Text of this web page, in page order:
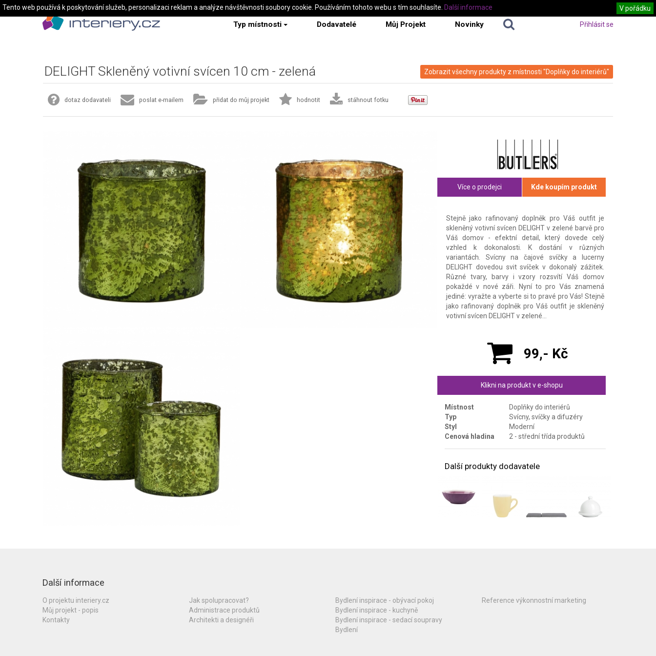
Typ místnosti Dodavatelé Můj Projekt Novinky Přihlásit se
Zobrazit všechny produkty z místnosti "Doplňky do interiérů"
DELIGHT Skleněný votivní svícen 10 cm - zelená
dotaz dodavateli poslat e-mailem přidat do můj projekt hodnotit stáhnout fotku
Více o prodejci Kde koupím produkt
Stejně jako rafinovaný doplněk pro Váš outfit je
skleněný votivní svícen DELIGHT v zelené barvě pro
Váš domov - efektní detail, který dovede celý
vzhled k dokonalosti. K dostání v různých
variantách. Svícny na čajové svíčky a lucerny
DELIGHT dovedou svit svíček v dokonalý zážitek.
Různé tvary, barvy i vzory rozsvítí Váš domov
pokaždé v nové záři. Nyní to pro Vás znamená
jediné: vyražte a vyberte si to pravé pro Vás! Stejně
jako rafinovaný doplněk pro Váš outfit je skleněný
votivní svícen DELIGHT v zelené…
99,- Kč
Klikni na produkt v e-shopu
Místnost
Doplňky do interiérů
Typ
Svícny, svíčky a difuzéry
Styl
Moderní
Cenová hladina
2 - střední třída produktů
Další produkty dodavatele
Další informace
O projektu interiery.cz
Můj projekt - popis
Kontakty
Jak spolupracovat?
Administrace produktů
Architekti a designéři
Bydlení inspirace - obývací pokoj
Bydlení inspirace - kuchyně
Bydlení inspirace - sedací soupravy
Bydlení
Reference výkonnostní marketing
Tento web používá k poskytování služeb, personalizaci reklam a analýze návštěvnosti soubory cookie. Používáním tohoto webu s tím souhlasíte. V pořádku
Další informace